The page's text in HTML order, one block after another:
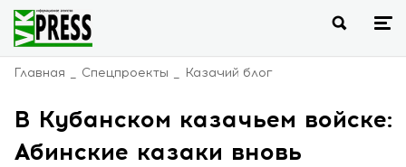
Главная Спецпроекты Казачий блог
В Кубанском казачьем войске:
Абинские казаки вновь